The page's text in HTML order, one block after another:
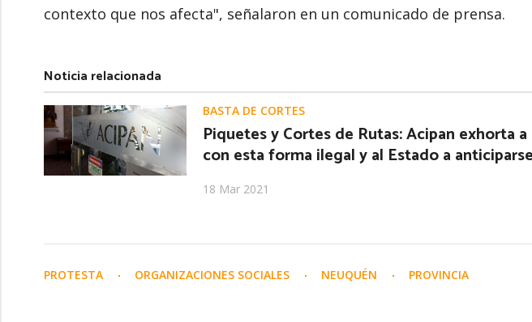
contexto que nos afecta", señalaron en un comunicado de prensa.
Noticia relacionada
BASTA DE CORTES
Piquetes y Cortes de Rutas: Acipan exhorta
con esta forma ilegal y al Estado a
18 Mar 2021
PROTESTA ORGANIZACIONES SOCIALES NEUQUÉN PROVINCIA